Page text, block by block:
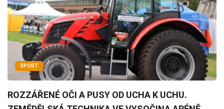
SPORT
ROZZÁŘENÉ OČI A PUSY OD UCHA K UCHU.